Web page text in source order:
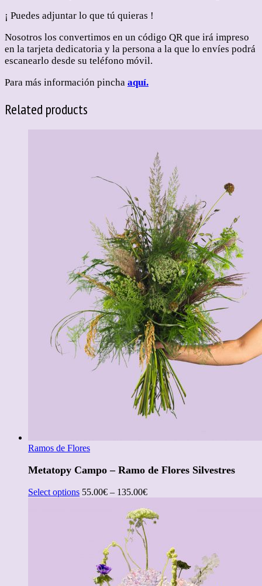
¡ Puedes adjuntar lo que tú quieras !
Nosotros los convertimos en un código QR que irá impreso
en la tarjeta dedicatoria y la persona a la que lo envíes podrá
escanearlo desde su teléfono móvil.
Para más información pincha aquí.
Related products
Ramos de Flores
Metatopy Campo – Ramo de Flores Silvestres
Select options 55.00€ – 135.00€